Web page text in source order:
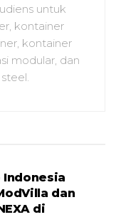
untuk
kontainer
kontainer
modular, dan
dan
di